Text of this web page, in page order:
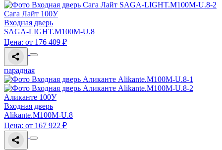
Сага Лайт 100У
Входная дверь
SAGA-LIGHT.M100M-U.8
Цена: от 176 409 ₽
парадная
Аликанте 100У
Входная дверь
Alikante.M100M-U.8
Цена: от 167 922 ₽